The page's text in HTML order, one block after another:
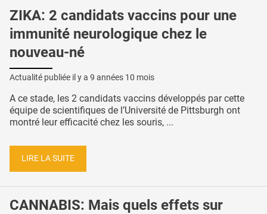
ZIKA: 2 candidats vaccins pour une
immunité neurologique chez le
nouveau-né
Actualité publiée il y a 9 années 10 mois
A ce stade, les 2 candidats vaccins développés par cette
équipe de scientifiques de l’Université de Pittsburgh ont
montré leur efficacité chez les souris, ...
LIRE LA SUITE
CANNABIS: Mais quels effets sur